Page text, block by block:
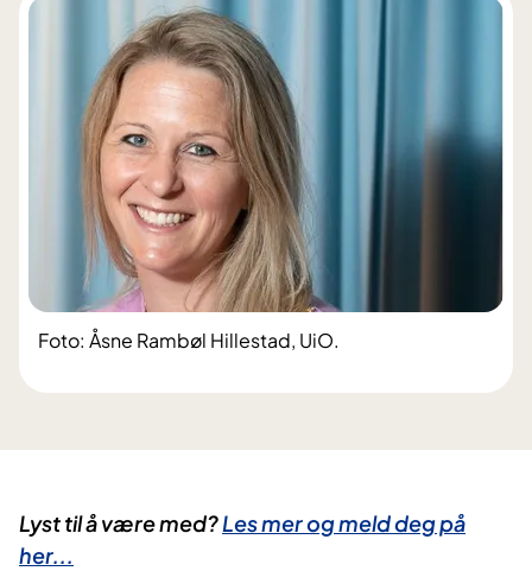
Foto: Åsne Rambøl Hillestad, UiO.
Lyst til å være med?Les mer og meld deg på
her...